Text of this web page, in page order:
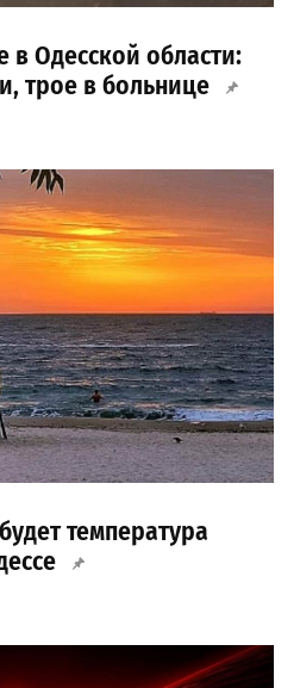
в Одесской области:
трое в больнице
температура